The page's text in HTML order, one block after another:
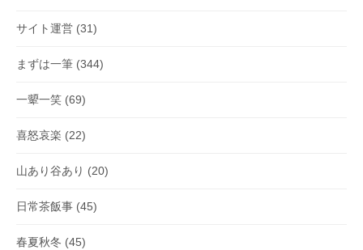
サイト運営 (31)
まずは一筆 (344)
一顰一笑 (69)
喜怒哀楽 (22)
山あり谷あり (20)
日常茶飯事 (45)
春夏秋冬 (45)